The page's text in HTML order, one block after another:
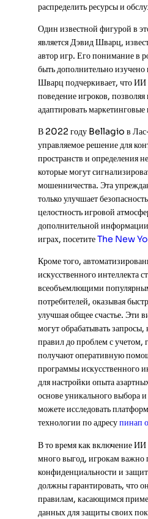
распределить ресурсы и
Один известной фигурой в
является Дэвид Шварц,
автор игр. Его понимание в
быть дополнительно изучено
Шварц подчеркивает, что ИИ
поведение игроков,
адаптировать
В 2022 году Bellagio в
управляемое решение для
пространств и определения
которые могут
мошенничества. Эта
только улучшает
целостность игровой
дополнительной
играх, посетитеThe New
Кроме того,
искусственного интеллекта
всеобъемлющими
потребителей, оказывая
улучшая общее счастье. Эти
могут обрабатывать
правил до проблем с учетом,
получают оперативную
программы искусственного
для настройки опыта
основе уникального выбора
можете исследовать
технологии по адресупинап
В то время как включение ИИ
много выгод, игрокам важно
конфиденциальности и
должны гарантировать, что
правилам, касающимся
данных для защиты своих